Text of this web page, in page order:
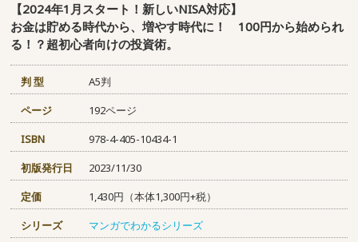
【2024年1月スタート！新しいNISA対応】
お金は貯める時代から、増やす時代に！ 100円から始められ
る！？超初心者向けの投資術。
判 型
A5判
ページ
192ページ
ISBN
978-4-405-10434-1
初版発行日
2023/11/30
定価
1,430円（本体1,300円+税）
シリーズ
マンガでわかるシリーズ